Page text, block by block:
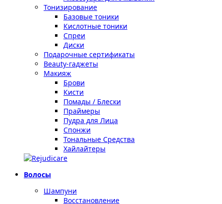
Тонизирование
Базовые тоники
Кислотные тоники
Спреи
Диски
Подарочные сертификаты
Beauty-гаджеты
Макияж
Брови
Кисти
Помады / Блески
Праймеры
Пудра для Лица
Спонжи
Тональные Средства
Хайлайтеры
Волосы
Шампуни
Восстановление